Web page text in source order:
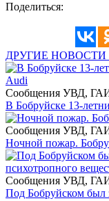
Поделиться:
ДРУГИЕ НОВОСТИ
Сообщения УВД,
В Бобруйске 13-
Сообщения УВД,
Ночной пожар.
Сообщения УВД,
Под Бобруйском был